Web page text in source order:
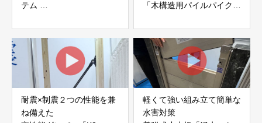
テム
JAPAN
「木構造用パイルパイクビ
耐震×制震２つの性能を兼
ね備えた
軽くて強い組み立て簡単な
水害対策